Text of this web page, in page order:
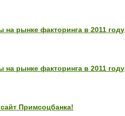
рынке факторинга в 2011 году
рынке факторинга в 2011 году
Примсоцбанка!